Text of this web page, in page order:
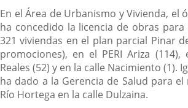
En el Área de Urbanismo y Vivienda, el
ha concedido la licencia de obras
321 viviendas en el plan parcial Pinar
promociones), en el PERI Ariza
Reales (52) y en la calle Nacimiento (1).
ha dado a la Gerencia de Salud para
Río Hortega en la calle Dulzaina.